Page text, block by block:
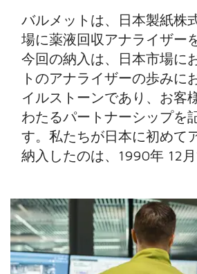
バルメットは、日本製紙株
場に薬液回収アナライザー
今回の納入は、日本市場に
トのアナライザーの歩みに
イルストーンであり、お客
わたるパートナーシップを
す。私たちが日本に初めて
納入したのは、1990年 12月